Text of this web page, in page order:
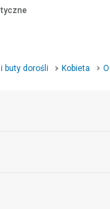
buty dorośli Kobieta